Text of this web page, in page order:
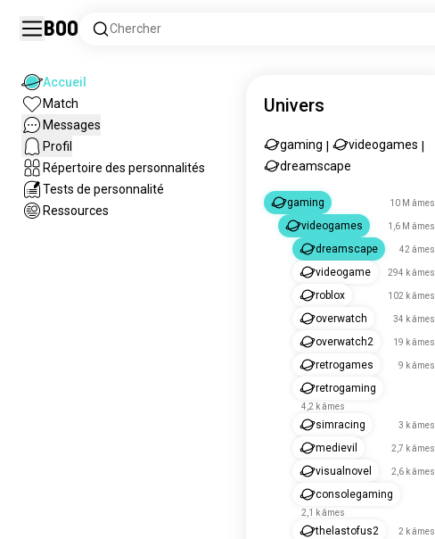
Boo Chercher
Accueil
Match
Messages
Profil
Répertoire des personnalités
Tests de personnalité
Ressources
Univers
gaming videogames
dreamscape
gaming 10 M âmes
videogames 1,6 M âmes
dreamscape 42 âmes
videogame 294 k âmes
roblox 102 k âmes
overwatch 34 k âmes
overwatch2 19 k âmes
retrogames 9 k âmes
retrogaming
4,2 k âmes
simracing 3 k âmes
medievil 2,7 k âmes
visualnovel 2,6 k âmes
consolegaming
2,1 k âmes
thelastofus2 2 k âmes